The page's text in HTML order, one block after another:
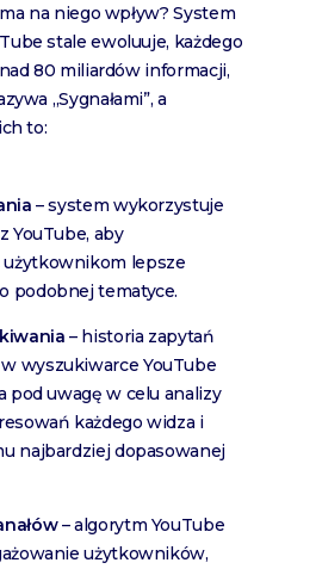
na niego wpływ? System
stale ewoluuje, każdego
80 miliardów informacji,
„Sygnałami”, a
to:
– system wykorzystuje
YouTube, aby
lepsze
podobnej tematyce.
– historia zapytań
wyszukiwarce YouTube
pod uwagę w celu analizy
każdego widza i
najbardziej dopasowanej
– algorytm YouTube
użytkowników,